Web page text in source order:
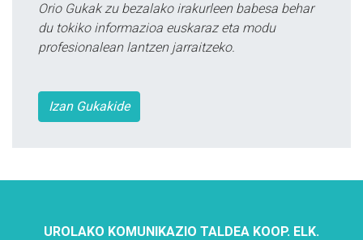
Orio Gukak zu bezalako irakurleen babesa behar
du tokiko informazioa euskaraz eta modu
profesionalean lantzen jarraitzeko.
Izan Gukakide
UROLAKO KOMUNIKAZIO TALDEA KOOP. ELK.